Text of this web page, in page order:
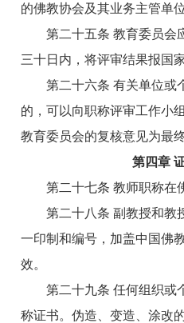
的佛教协会及其业务主管单位
第二十五条 教育委员会
三十日内，将评审结果报国
第二十六条 有关单位或
的，可以向职称评审工作小
教育委员会的复核意见为最终
第四章
第二十七条 教师职称在佛
第二十八条 副教授和教
一印制和编号，加盖中国佛
效。
第二十九条 任何组织或
称证书。伪造、变造、涂改